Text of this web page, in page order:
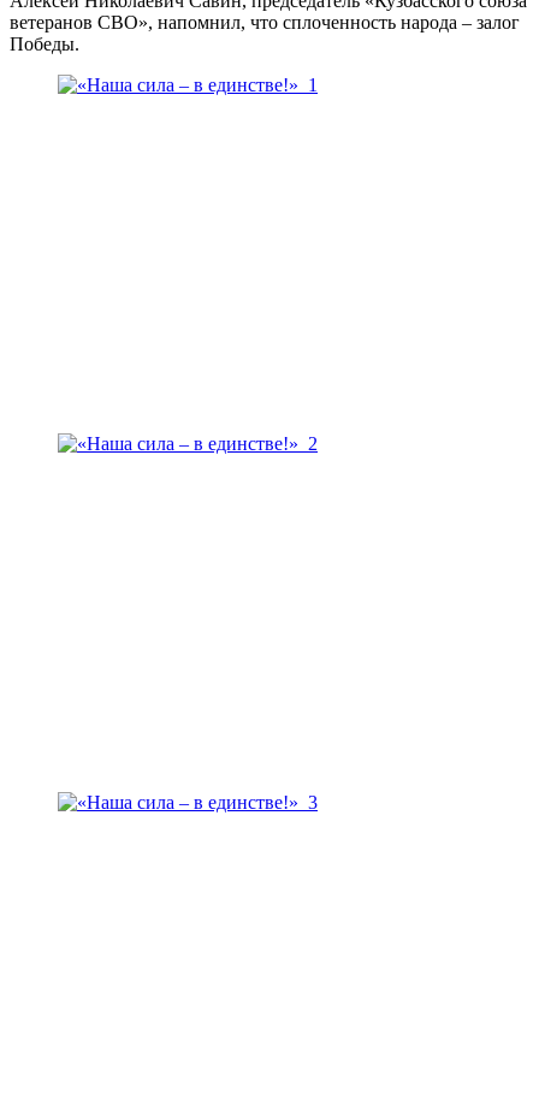
ветеранов СВО», напомнил, что сплоченность народа – залог
Победы.